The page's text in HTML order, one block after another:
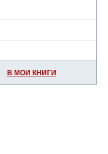
В МОИ КНИГИ